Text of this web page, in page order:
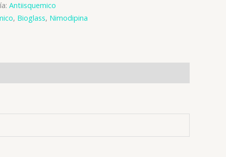
Antiisquemico
, Bioglass, Nimodipina